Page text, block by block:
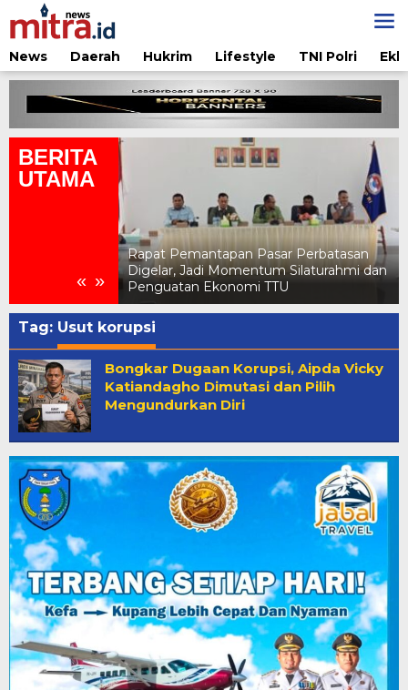
Lewati
ke
konten
News
Daerah Hukrim Lifestyle TNI Polri
BERITA
UTAMA
« »
Perbatasan
Silaturahmi dan
Pertamina Edukasi Penggunaan LPG
Aman di Jambore Daerah Pramuka X
NTT 2026
Tag: Usut korupsi
Bongkar Dugaan Korupsi, Aipda Vicky
Katiandagho Dimutasi dan Pilih
Mengundurkan Diri